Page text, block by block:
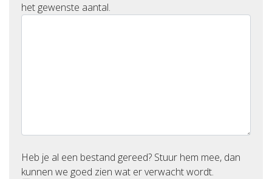
het gewenste aantal.
Heb je al een bestand gereed? Stuur hem mee, dan
kunnen we goed zien wat er verwacht wordt.